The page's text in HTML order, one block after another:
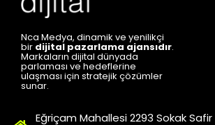
Nca Medya, dinamik ve yenilikçi
bir dijital pazarlama ajansıdır.
Markaların dijital dünyada
parlaması ve hedeflerine
ulaşması için stratejik çözümler
sunar.
Eğriçam Mahallesi 2293 Sokak Safir